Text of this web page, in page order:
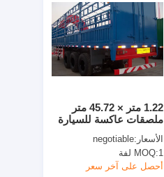
1.22 متر × 45.72 متر
ملصقات عاكسة للسيارة
شريط عاكس للشاحنة
الأسعار:negotiable
MOQ:1 لفة
أحصل على آخر سعر